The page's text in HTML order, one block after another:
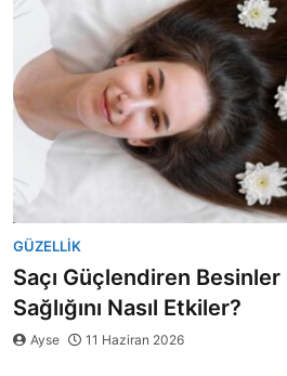
GÜZELLIK
Saçı Güçlendiren
Sağlığını Nasıl Etkiler?
Ayse 11 Haziran 2026